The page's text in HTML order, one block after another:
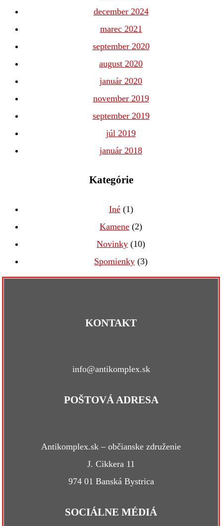
december 2024
marec 2021
september 2020
august 2020
január 2020
november 2019
september 2019
júl 2019
január 2018
Kategórie
Iné(1)
Kamene (2)
Novinky (10)
Spomienky (3)
KONTAKT
info@antikomplex.sk
POŠTOVÁ ADRESA
Antikomplex.sk – občianske združenie
J. Cikkera 11
974 01 Banská Bystrica
SOCIÁLNE MÉDIÁ